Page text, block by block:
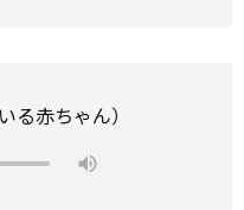
る赤ちゃん）